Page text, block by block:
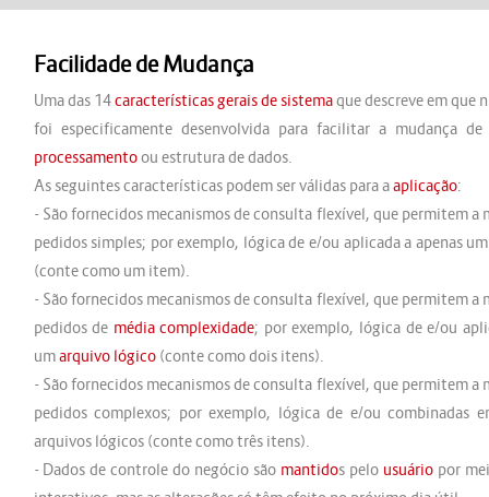
Facilidade de Mudança
Uma das 14características gerais de sistemaque descreve em que
foi especificamente desenvolvida para facilitar a mudança
processamentoou estrutura de dados.
As seguintes características podem ser válidas para aaplicação:
- São fornecidos mecanismos de consulta flexível, que permitem a
pedidos simples; por exemplo, lógica de e/ou aplicada a apenas
(conte como um item).
- São fornecidos mecanismos de consulta flexível, que permitem a
pedidos de média complexidade; por exemplo, lógica de e/ou
umarquivo lógico(conte como dois itens).
- São fornecidos mecanismos de consulta flexível, que permitem a
pedidos complexos; por exemplo, lógica de e/ou combinadas
arquivos lógicos (conte como três itens).
- Dados de controle do negócio são mantidos pelo usuáriopor